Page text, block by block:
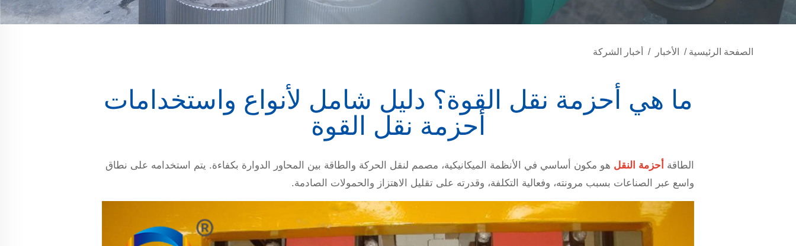
الصفحة الرئيسية / الأخبار / أخبار الشركة
ما هي أحزمة نقل القوة؟ دليل شامل لأنواع واستخدامات
أحزمة نقل القوة
الطاقة أحزمة النقل هو مكون أساسي في الأنظمة الميكانيكية، مصمم لنقل الحركة والطاقة بين المحاور الدوارة بكفاءة. يتم استخدامه على نطاق
واسع عبر الصناعات بسبب مرونته، وفعالية التكلفة، وقدرته على تقليل الاهتزاز والحمولات الصادمة.